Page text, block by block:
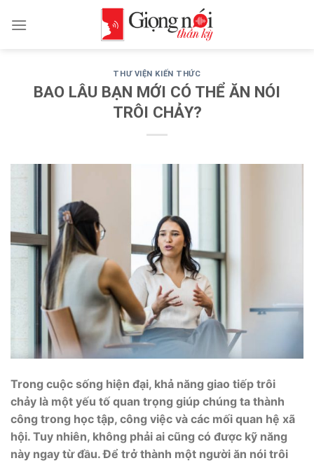
THƯ VIỆN KIẾN THỨC
BAO LÂU BẠN MỚI CÓ THỂ ĂN NÓI
TRÔI CHẢY?
Trong cuộc sống hiện đại, khả năng giao tiếp trôi
chảy là một yếu tố quan trọng giúp chúng ta thành
công trong học tập, công việc và các mối quan hệ xã
hội. Tuy nhiên, không phải ai cũng có được kỹ năng
này ngay từ đầu. Để trở thành một người ăn nói trôi